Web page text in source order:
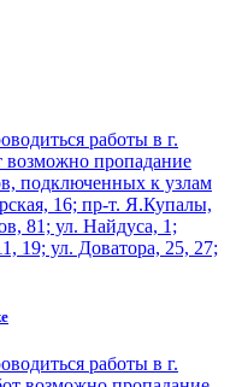
работы в г.
возможно пропадание
подключенных к узлам
16; пр-т. Я.Купалы,
81; ул. Найдуса, 1;
19; ул. Доватора, 25, 27;
работы в г.